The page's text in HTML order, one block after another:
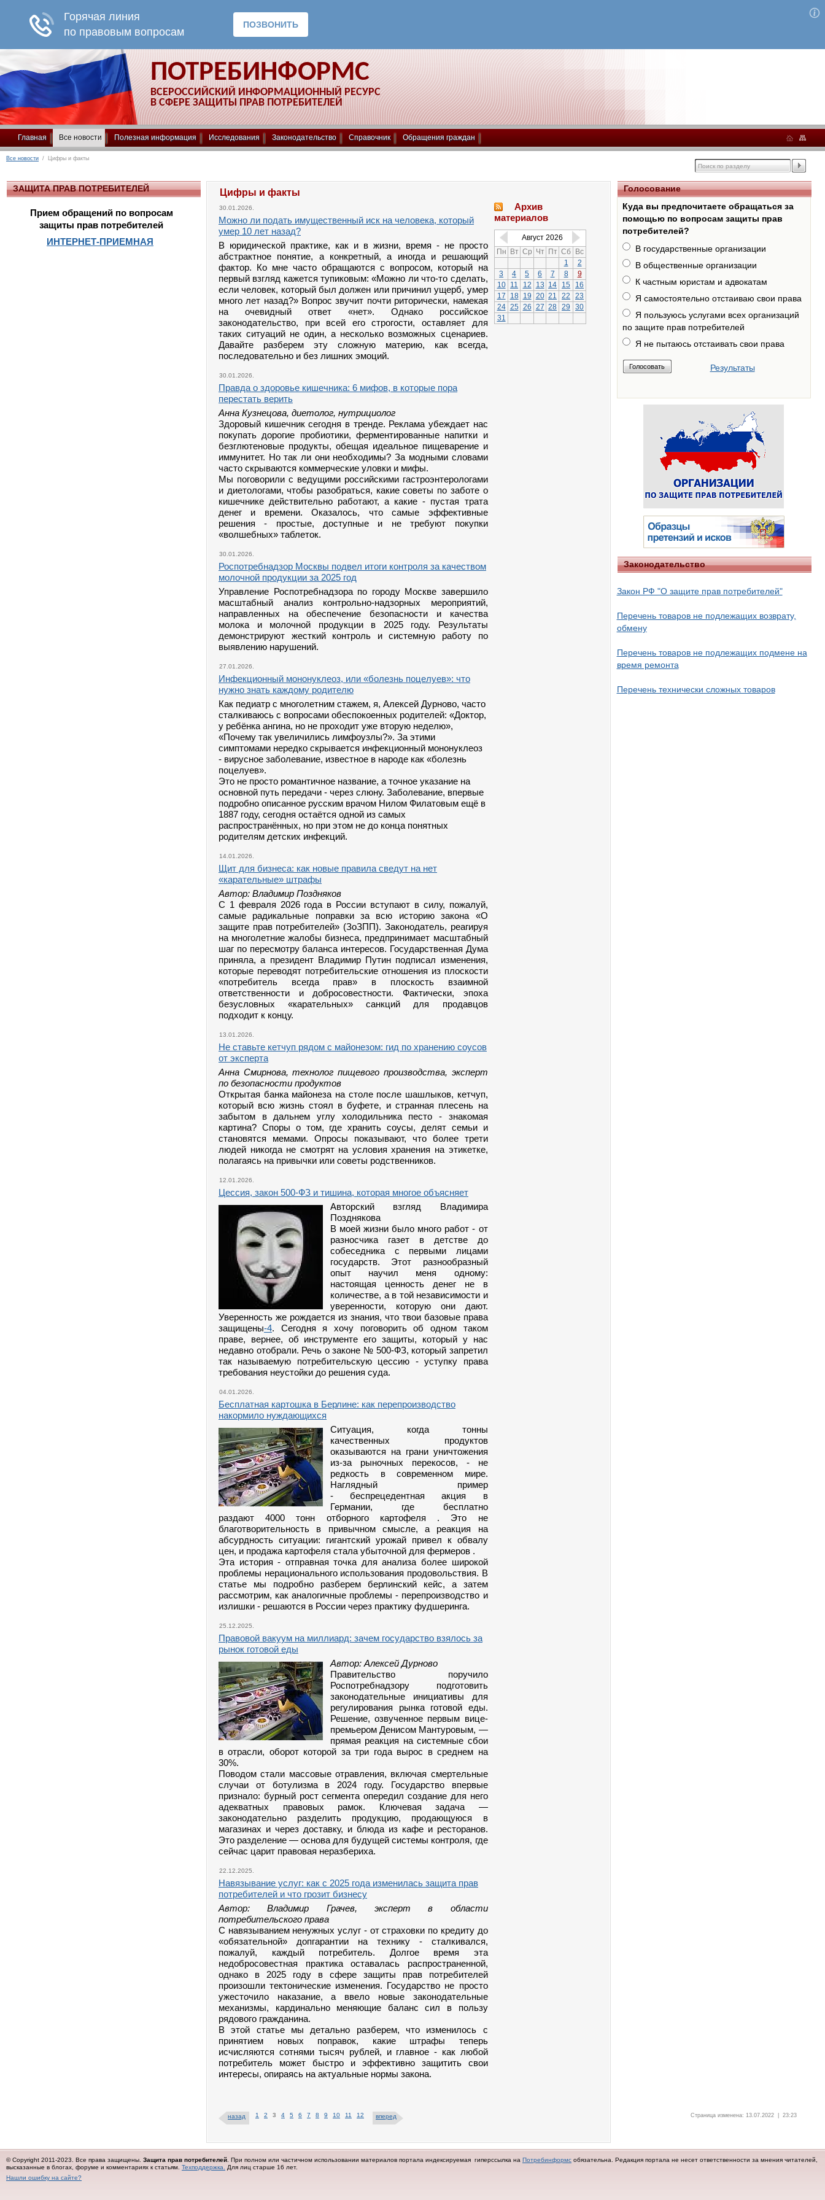
ПОТРЕБИНФОРМС
ВСЕРОССИЙСКИЙ ИНФОРМАЦИОННЫЙ РЕСУРС
В СФЕРЕ ЗАЩИТЫ ПРАВ ПОТРЕБИТЕЛЕЙ
Главная Все новости Полезная информация Исследования Законодательство Справочник Обращения граждан
Все новости / Цифры и факты
ЗАЩИТА ПРАВ ПОТРЕБИТЕЛЕЙ
Прием обращений по вопросам
защиты прав потребителей
ИНТЕРНЕТ-ПРИЕМНАЯ
Цифры и факты
30.01.2026.
Можно ли подать имущественный иск на человека, который
умер 10 лет назад?
В юридической практике, как и в жизни, время - не просто
абстрактное понятие, а конкретный, а иногда и решающий
фактор. Ко мне часто обращаются с вопросом, который на
первый взгляд кажется тупиковым: «Можно ли что-то сделать,
если человек, который был должен или причинил ущерб, умер
много лет назад?» Вопрос звучит почти риторически, намекая
на очевидный ответ «нет». Однако российское
законодательство, при всей его строгости, оставляет для
таких ситуаций не один, а несколько возможных сценариев.
Давайте разберем эту сложную материю, как всегда,
последовательно и без лишних эмоций.
30.01.2026.
Правда о здоровье кишечника: 6 мифов, в которые пора
перестать верить
Анна Кузнецова, диетолог, нутрициолог
Здоровый кишечник сегодня в тренде. Реклама убеждает нас
покупать дорогие пробиотики, ферментированные напитки и
безглютеновые продукты, обещая идеальное пищеварение и
иммунитет. Но так ли они необходимы? За модными словами
часто скрываются коммерческие уловки и мифы.
Мы поговорили с ведущими российскими гастроэнтерологами
и диетологами, чтобы разобраться, какие советы по заботе о
кишечнике действительно работают, а какие - пустая трата
денег и времени. Оказалось, что самые эффективные
решения - простые, доступные и не требуют покупки
«волшебных» таблеток.
30.01.2026.
Роспотребнадзор Москвы подвел итоги контроля за качеством
молочной продукции за 2025 год
Управление Роспотребнадзора по городу Москве завершило
масштабный анализ контрольно-надзорных мероприятий,
направленных на обеспечение безопасности и качества
молока и молочной продукции в 2025 году. Результаты
демонстрируют жесткий контроль и системную работу по
выявлению нарушений.
27.01.2026.
Инфекционный мононуклеоз, или «болезнь поцелуев»: что
нужно знать каждому родителю
Как педиатр с многолетним стажем, я, Алексей Дурново, часто
сталкиваюсь с вопросами обеспокоенных родителей: «Доктор,
у ребёнка ангина, но не проходит уже вторую неделю»,
«Почему так увеличились лимфоузлы?». За этими
симптомами нередко скрывается инфекционный мононуклеоз
- вирусное заболевание, известное в народе как «болезнь
поцелуев».
Это не просто романтичное название, а точное указание на
основной путь передачи - через слюну. Заболевание, впервые
подробно описанное русским врачом Нилом Филатовым ещё в
1887 году, сегодня остаётся одной из самых
распространённых, но при этом не до конца понятных
родителям детских инфекций.
14.01.2026.
Щит для бизнеса: как новые правила сведут на нет
«карательные» штрафы
Автор: Владимир Поздняков
С 1 февраля 2026 года в России вступают в силу, пожалуй,
самые радикальные поправки за всю историю закона «О
защите прав потребителей» (ЗоЗПП). Законодатель, реагируя
на многолетние жалобы бизнеса, предпринимает масштабный
шаг по пересмотру баланса интересов. Государственная Дума
приняла, а президент Владимир Путин подписал изменения,
которые переводят потребительские отношения из плоскости
«потребитель всегда прав» в плоскость взаимной
ответственности и добросовестности. Фактически, эпоха
безусловных «карательных» санкций для продавцов
подходит к концу.
13.01.2026.
Не ставьте кетчуп рядом с майонезом: гид по хранению соусов
от эксперта
Анна Смирнова, технолог пищевого производства, эксперт
по безопасности продуктов
Открытая банка майонеза на столе после шашлыков, кетчуп,
который всю жизнь стоял в буфете, и странная плесень на
забытом в дальнем углу холодильника песто - знакомая
картина? Споры о том, где хранить соусы, делят семьи и
становятся мемами. Опросы показывают, что более трети
людей никогда не смотрят на условия хранения на этикетке,
полагаясь на привычки или советы родственников.
12.01.2026.
Цессия, закон 500-ФЗ и тишина, которая многое объясняет
Авторский взгляд Владимира
Позднякова
В моей жизни было много работ - от
разносчика газет в детстве до
собеседника с первыми лицами
государств. Этот разнообразный
опыт научил меня одному:
настоящая ценность денег не в
количестве, а в той независимости и
уверенности, которую они дают.
Уверенность же рождается из знания, что твои базовые права
защищены-4. Сегодня я хочу поговорить об одном таком
праве, вернее, об инструменте его защиты, который у нас
недавно отобрали. Речь о законе № 500-ФЗ, который запретил
так называемую потребительскую цессию - уступку права
требования неустойки до решения суда.
04.01.2026.
Бесплатная картошка в Берлине: как перепроизводство
накормило нуждающихся
Ситуация, когда тонны
качественных продуктов
оказываются на грани уничтожения
из-за рыночных перекосов, - не
редкость в современном мире.
Наглядный пример
- беспрецедентная акция в
Германии, где бесплатно
раздают 4000 тонн отборного картофеля . Это не
благотворительность в привычном смысле, а реакция на
абсурдность ситуации: гигантский урожай привел к обвалу
цен, и продажа картофеля стала убыточной для фермеров .
Эта история - отправная точка для анализа более широкой
проблемы нерационального использования продовольствия. В
статье мы подробно разберем берлинский кейс, а затем
рассмотрим, как аналогичные проблемы - перепроизводство и
излишки - решаются в России через практику фудшеринга.
25.12.2025.
Правовой вакуум на миллиард: зачем государство взялось за
рынок готовой еды
Автор: Алексей Дурново
Правительство поручило
Роспотребнадзору подготовить
законодательные инициативы для
регулирования рынка готовой еды.
Решение, озвученное первым вице-
премьером Денисом Мантуровым, —
прямая реакция на системные сбои
в отрасли, оборот которой за три года вырос в среднем на
30%.
Поводом стали массовые отравления, включая смертельные
случаи от ботулизма в 2024 году. Государство впервые
признало: бурный рост сегмента опередил создание для него
адекватных правовых рамок. Ключевая задача —
законодательно разделить продукцию, продающуюся в
магазинах и через доставку, и блюда из кафе и ресторанов.
Это разделение — основа для будущей системы контроля, где
сейчас царит правовая неразбериха.
22.12.2025.
Навязывание услуг: как с 2025 года изменилась защита прав
потребителей и что грозит бизнесу
Автор: Владимир Грачев, эксперт в области
потребительского права
С навязыванием ненужных услуг - от страховки по кредиту до
«обязательной» допгарантии на технику - сталкивался,
пожалуй, каждый потребитель. Долгое время эта
недобросовестная практика оставалась распространенной,
однако в 2025 году в сфере защиты прав потребителей
произошли тектонические изменения. Государство не просто
ужесточило наказание, а ввело новые законодательные
механизмы, кардинально меняющие баланс сил в пользу
рядового гражданина.
В этой статье мы детально разберем, что изменилось с
принятием новых поправок, какие штрафы теперь
исчисляются сотнями тысяч рублей, и главное - как любой
потребитель может быстро и эффективно защитить свои
интересы, опираясь на актуальные нормы закона.
назад 1 2 3 4 5 6 7 8 9 10 11 12 вперед
Архив
материалов
Август 2026
Пн Вт Ср Чт Пт Сб Вс
1
2
3
4 5 6 7 8
9
10
11 12 13 14 15
16
17
18 19 20 21 22
23
24 25 26 27 28 29
30
31
Голосование
Куда вы предпочитаете обращаться за
помощью по вопросам защиты прав
потребителей?
В государственные организации
В общественные организации
К частным юристам и адвокатам
Я самостоятельно отстаиваю свои права
Я пользуюсь услугами всех организаций
по защите прав потребителей
Я не пытаюсь отстаивать свои права
Результаты
Законодательство
Закон РФ "О защите прав потребителей"
Перечень товаров не подлежащих возврату,
обмену
Перечень товаров не подлежащих подмене на
время ремонта
Перечень технически сложных товаров
Страница изменена: 13.07.2022 | 23:23
© Copyright 2011-2023. Все права защищены. Защита прав потребителей . При полном или частичном использовании материалов портала индексируемая гиперссылка на Потребинформс обязательна. Редакция портала не несет ответственности за мнения читателей,
высказанные в блогах, форуме и комментариях к статьям. Техподдержка.
Для лиц старше 16 лет.
Нашли ошибку на сайте?